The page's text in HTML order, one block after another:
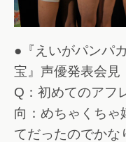
●『えいがパンパ
宝』声優発表会見
Q：初めてのアフ
向：めちゃくちゃ
てだったのでかな